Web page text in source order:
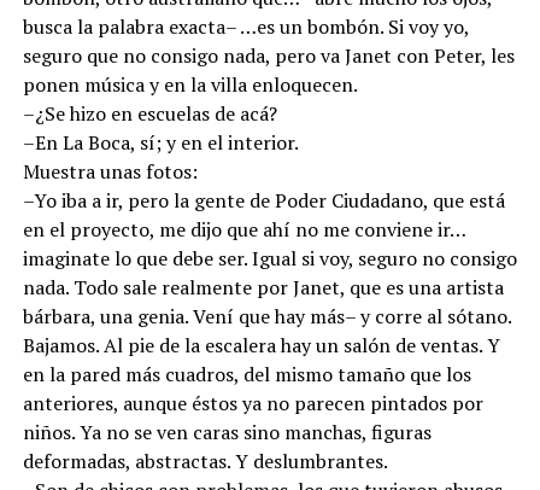
busca la palabra exacta– …es un bombón. Si voy yo,
seguro que no consigo nada, pero va Janet con Peter, les
ponen música y en la villa enloquecen.
–¿Se hizo en escuelas de acá?
–En La Boca, sí; y en el interior.
Muestra unas fotos:
–Yo iba a ir, pero la gente de Poder Ciudadano, que está
en el proyecto, me dijo que ahí no me conviene ir…
imaginate lo que debe ser. Igual si voy, seguro no consigo
nada. Todo sale realmente por Janet, que es una artista
bárbara, una genia. Vení que hay más– y corre al sótano.
Bajamos. Al pie de la escalera hay un salón de ventas. Y
en la pared más cuadros, del mismo tamaño que los
anteriores, aunque éstos ya no parecen pintados por
niños. Ya no se ven caras sino manchas, figuras
deformadas, abstractas. Y deslumbrantes.